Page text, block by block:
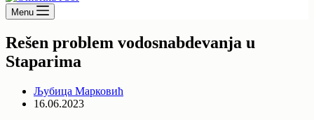
Menu
Rešen problem vodosnabdevanja u
Staparima
Љубица Марковић
16.06.2023